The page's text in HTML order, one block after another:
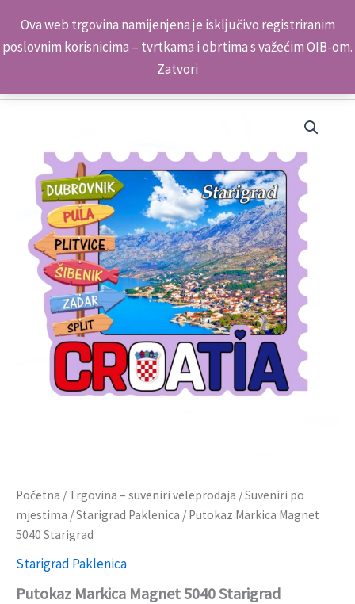
Ova web trgovina namijenjena je isključivo registriranim
poslovnim korisnicima – tvrtkama i obrtima s važećim OIB-om.
Zatvori
content
Kontakt telefon: +385 98 179 3891
Početna / Trgovina – suveniri veleprodaja /Suveniri po
mjestima /Starigrad Paklenica / Putokaz Markica Magnet
5040 Starigrad
Starigrad Paklenica
Putokaz Markica Magnet 5040 Starigrad
5040 Starigrad
količina